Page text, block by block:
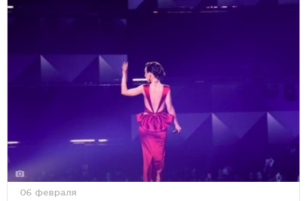
06 февраля